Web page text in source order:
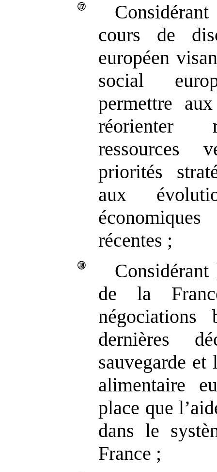
cours de
européen
social
permettre
réorienter
ressources
priorités
aux
récentes ;
de la
négociations
dernières
sauvegarde et
alimentaire
place que
dans le
France ;